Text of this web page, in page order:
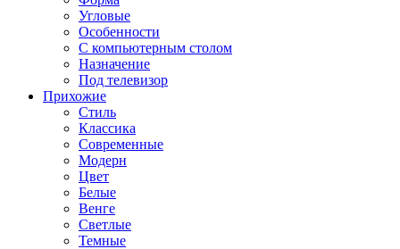
Угловые
Особенности
С компьютерным столом
Назначение
Под телевизор
Прихожие
Стиль
Классика
Современные
Модерн
Цвет
Белые
Венге
Светлые
Темные